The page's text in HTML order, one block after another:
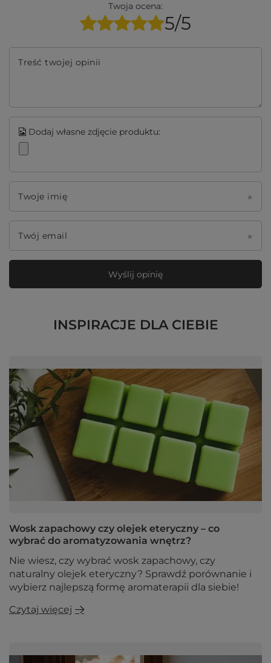
Twoja ocena:
5/5
Treść twojej opinii
Dodaj własne zdjęcie produktu:
Twoje imię
Twój email
Wyślij opinię
INSPIRACJE DLA CIEBIE
Wosk zapachowy czy olejek eteryczny – co
wybrać do aromatyzowania wnętrz?
Nie wiesz, czy wybrać wosk zapachowy, czy
naturalny olejek eteryczny? Sprawdź porównanie i
wybierz najlepszą formę aromaterapii dla siebie!
Czytaj więcej